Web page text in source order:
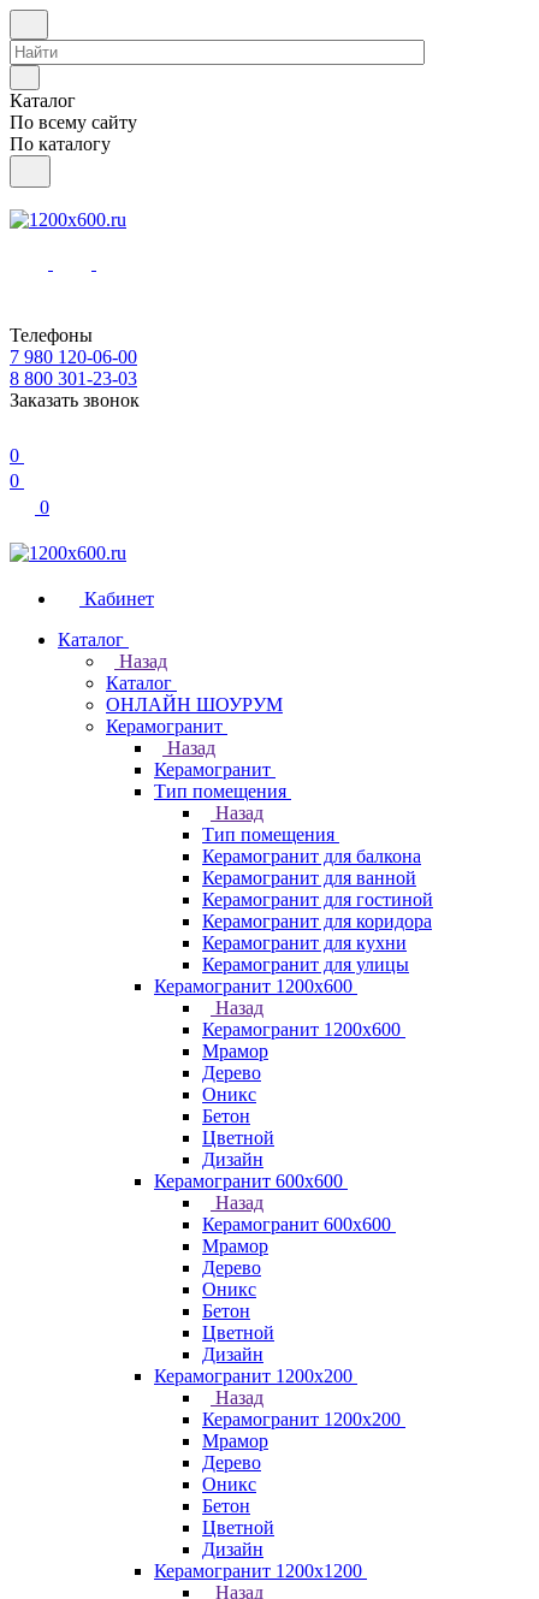
Каталог
По всему сайту
По каталогу
Телефоны
7 980 120-06-00
8 800 301-23-03
Заказать звонок
0
0
0
Кабинет
Каталог
Назад
Каталог
ОНЛАЙН ШОУРУМ
Керамогранит
Назад
Керамогранит
Тип помещения
Назад
Тип помещения
Керамогранит для балкона
Керамогранит для ванной
Керамогранит для гостиной
Керамогранит для коридора
Керамогранит для кухни
Керамогранит для улицы
Керамогранит 1200х600
Назад
Керамогранит 1200х600
Мрамор
Дерево
Оникс
Бетон
Цветной
Дизайн
Керамогранит 600х600
Назад
Керамогранит 600х600
Мрамор
Дерево
Оникс
Бетон
Цветной
Дизайн
Керамогранит 1200x200
Назад
Керамогранит 1200x200
Мрамор
Дерево
Оникс
Бетон
Цветной
Дизайн
Керамогранит 1200x1200
Назад